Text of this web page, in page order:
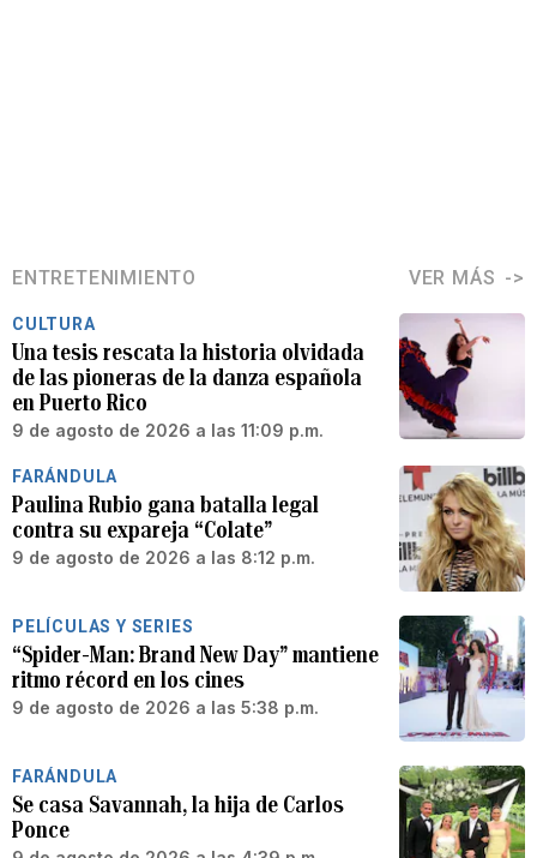
ENTRETENIMIENTO VER MÁS
CULTURA
Una tesis rescata la historia olvidada
de las pioneras de la danza española
en Puerto Rico
9 de agosto de 2026 a las 11:09 p.m.
FARÁNDULA
Paulina Rubio gana batalla legal
contra su expareja “Colate”
9 de agosto de 2026 a las 8:12 p.m.
PELÍCULAS Y SERIES
“Spider-Man: Brand New Day” mantiene
ritmo récord en los cines
9 de agosto de 2026 a las 5:38 p.m.
FARÁNDULA
Se casa Savannah, la hija de Carlos
Ponce